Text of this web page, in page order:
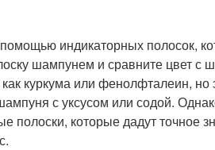
индикаторных полосок,
шампунем и сравните цвет с
куркума или фенолфталеин, но
с уксусом или содой.
которые дадут точное